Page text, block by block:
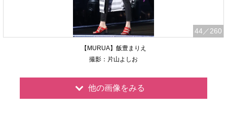
44 ／260
【MURUA】飯豊まりえ
撮影：片山よしお
他の画像をみる